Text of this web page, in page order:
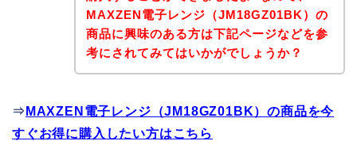
MAXZEN電子レンジ（JM18GZ01BK）の
商品に興味のある方は下記ページなどを参
考にされてみてはいかがでしょうか？
⇒ MAXZEN電子レンジ（JM18GZ01BK）の商品を今
すぐお得に購入したい方はこちら